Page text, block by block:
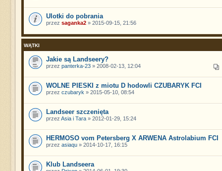
Ulotki do pobrania
przez saganka2» 2015-09-15, 21:56
WĄTKI
Jakie są Landseery?
przez panterka-23» 2008-02-13, 12:04
WOLNE PIESKI z miotu D hodowli CZUBARYK FCI
przez czubaryk » 2015-05-10, 08:54
Landseer szczenięta
przez Asia i Tara» 2012-01-29, 15:24
HERMOSO vom Petersberg X ARWENA Astrolabium FCI
przez asiaqu» 2014-10-17, 16:15
Klub Landseera